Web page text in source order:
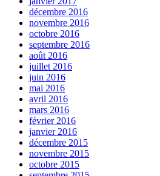
décembre 2016
novembre 2016
octobre 2016
septembre 2016
août 2016
juillet 2016
juin 2016
mai 2016
avril 2016
mars 2016
février 2016
janvier 2016
décembre 2015
novembre 2015
octobre 2015